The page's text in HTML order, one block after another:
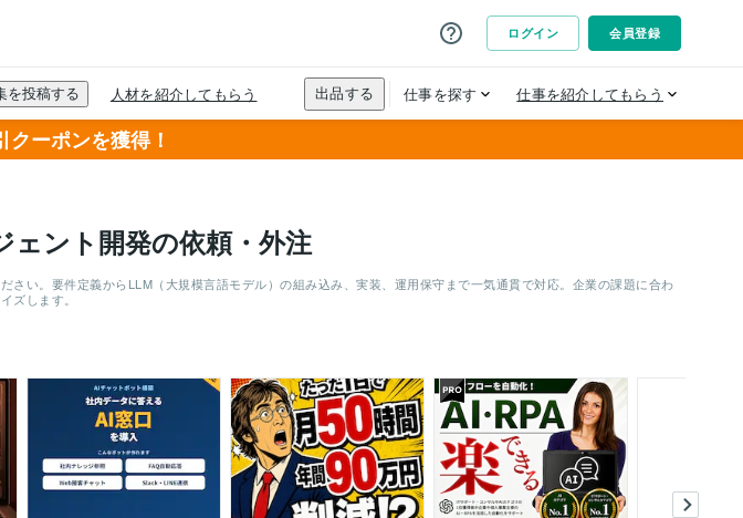
ーポンを獲得！
ント開発の依頼・外注
さい。要件定義からLLM（大規模言語モデル）の組み込み、実装、運用保守まで一気通貫で対応。企業の課題に合わ
ズします。